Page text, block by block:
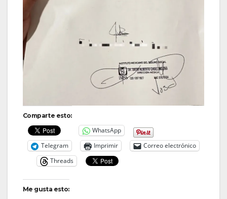
Comparte esto:
WhatsApp
Telegram
Imprimir
Correo electrónico
Threads
Me gusta esto: